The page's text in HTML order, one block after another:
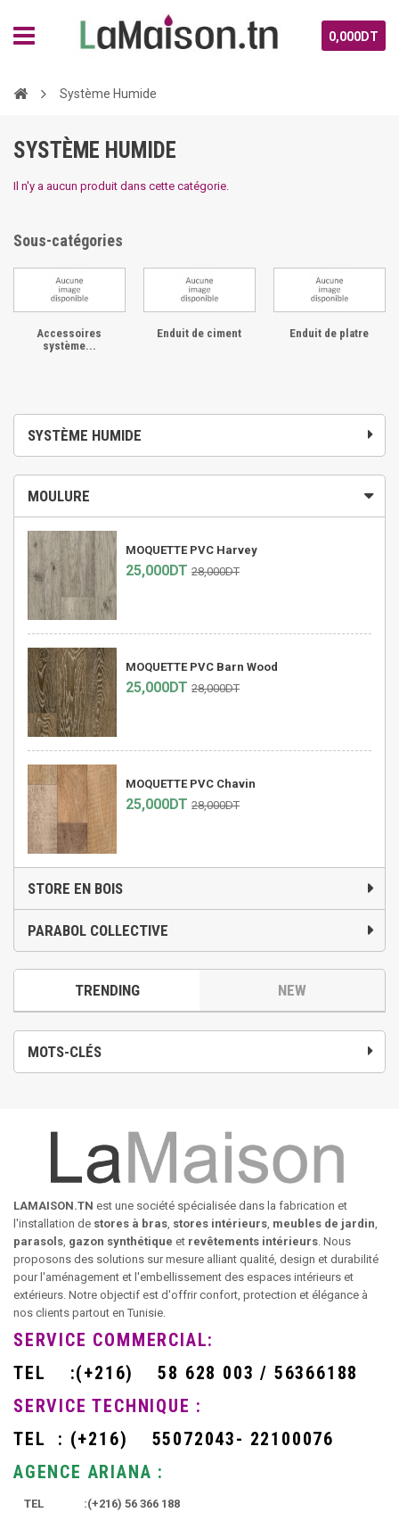
0,000DT
Système Humide
SYSTÈME HUMIDE
MOULURE
MOQUETTE PVC Harvey
25,000DT 28,000DT
MOQUETTE PVC Barn Wood
25,000DT 28,000DT
MOQUETTE PVC Chavin
25,000DT 28,000DT
STORE EN BOIS
PARABOL COLLECTIVE
TRENDING NEW
MOTS-CLÉS
SYSTÈME HUMIDE
Il n'y a aucun produit dans cette catégorie.
Sous-catégories
Accessoires
système...
Enduit de ciment Enduit de platre
LAMAISON.TN est une société spécialisée dans la fabrication et
l'installation de stores à bras stores intérieurs meubles de jardin
parasols gazon synthétique et revêtements intérieurs . Nous
proposons des solutions sur mesure alliant qualité, design et durabilité
pour l'aménagement et l'embellissement des espaces intérieurs et
extérieurs. Notre objectif est d'offrir confort, protection et élégance à
nos clients partout en Tunisie.
SERVICE COMMERCIAL:
TEL
:(+216)
58 628 003 / 56366188
SERVICE TECHNIQUE :
TEL : (+216)
55072043- 22100076
AGENCE ARIANA :
TEL :(+216) 56 366 188